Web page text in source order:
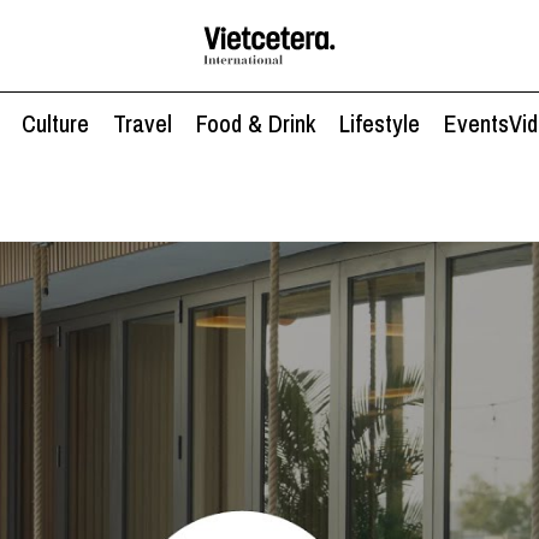
Culture Travel Food & Drink Lifestyle Events